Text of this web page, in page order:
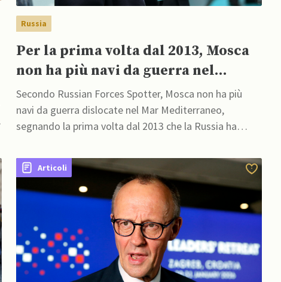
Russia
Per la prima volta dal 2013, Mosca
non ha più navi da guerra nel
Mediterraneo, affermano fonti
opensource
Secondo Russian Forces Spotter, Mosca non ha più
navi da guerra dislocate nel Mar Mediterraneo,
segnando la prima volta dal 2013 che la Russia ha
regione
Articoli